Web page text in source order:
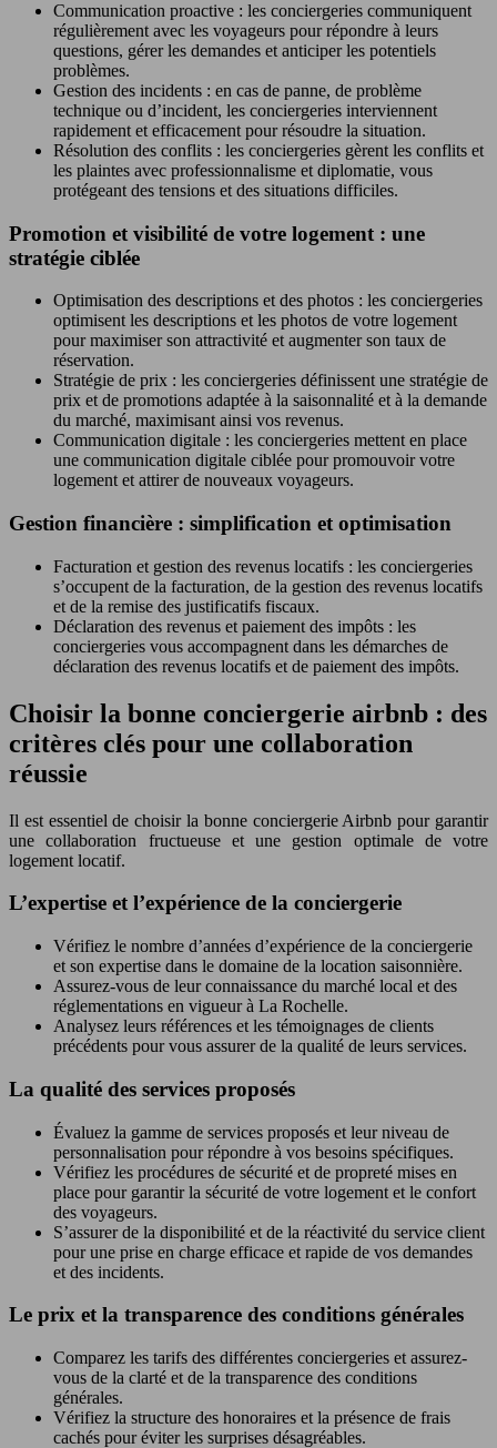
Communication proactive : les conciergeries communiquent
régulièrement avec les voyageurs pour répondre à leurs
questions, gérer les demandes et anticiper les potentiels
problèmes.
Gestion des incidents : en cas de panne, de problème
technique ou d’incident, les conciergeries interviennent
rapidement et efficacement pour résoudre la situation.
Résolution des conflits : les conciergeries gèrent les conflits et
les plaintes avec professionnalisme et diplomatie, vous
protégeant des tensions et des situations difficiles.
Promotion et visibilité de votre logement : une
stratégie ciblée
Optimisation des descriptions et des photos : les conciergeries
optimisent les descriptions et les photos de votre logement
pour maximiser son attractivité et augmenter son taux de
réservation.
Stratégie de prix : les conciergeries définissent une stratégie de
prix et de promotions adaptée à la saisonnalité et à la demande
du marché, maximisant ainsi vos revenus.
Communication digitale : les conciergeries mettent en place
une communication digitale ciblée pour promouvoir votre
logement et attirer de nouveaux voyageurs.
Gestion financière : simplification et optimisation
Facturation et gestion des revenus locatifs : les conciergeries
s’occupent de la facturation, de la gestion des revenus locatifs
et de la remise des justificatifs fiscaux.
Déclaration des revenus et paiement des impôts : les
conciergeries vous accompagnent dans les démarches de
déclaration des revenus locatifs et de paiement des impôts.
Choisir la bonne conciergerie airbnb : des
critères clés pour une collaboration
réussie
Il est essentiel de choisir la bonne conciergerie Airbnb pour garantir
une collaboration fructueuse et une gestion optimale de votre
logement locatif.
L’expertise et l’expérience de la conciergerie
Vérifiez le nombre d’années d’expérience de la conciergerie
et son expertise dans le domaine de la location saisonnière.
Assurez-vous de leur connaissance du marché local et des
réglementations en vigueur à La Rochelle.
Analysez leurs références et les témoignages de clients
précédents pour vous assurer de la qualité de leurs services.
La qualité des services proposés
Évaluez la gamme de services proposés et leur niveau de
personnalisation pour répondre à vos besoins spécifiques.
Vérifiez les procédures de sécurité et de propreté mises en
place pour garantir la sécurité de votre logement et le confort
des voyageurs.
S’assurer de la disponibilité et de la réactivité du service client
pour une prise en charge efficace et rapide de vos demandes
et des incidents.
Le prix et la transparence des conditions générales
Comparez les tarifs des différentes conciergeries et assurez-
vous de la clarté et de la transparence des conditions
générales.
Vérifiez la structure des honoraires et la présence de frais
cachés pour éviter les surprises désagréables.